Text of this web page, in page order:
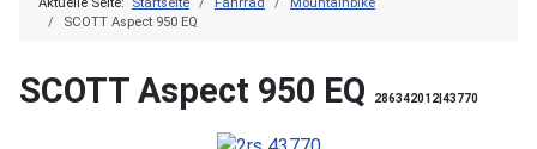
SCOTT Aspect 950 EQ
SCOTT Aspect 950 EQ 286342012|43770